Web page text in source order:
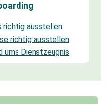
richtig ausstellen
richtig ausstellen
ums Dienstzeugnis